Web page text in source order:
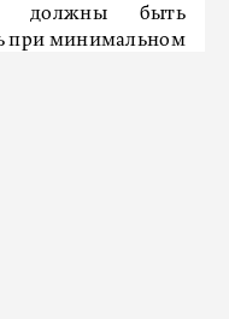
должны быть
при минимальном